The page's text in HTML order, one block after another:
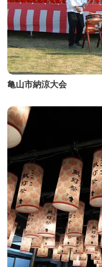
亀山市納涼大会